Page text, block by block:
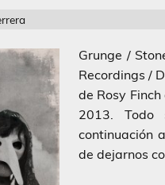
Grunge /
Recordings /
de Rosy
2013.
continuación
de dejarnos